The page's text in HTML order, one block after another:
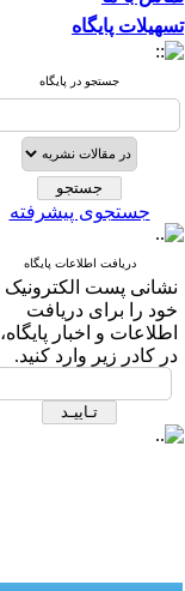
تسهیلات پایگاه
جستجو در پایگاه
جستجوی پیشرفته
دریافت اطلاعات پایگاه
نشانی پست الکترونیک
خود را برای دریافت
اطلاعات و اخبار پایگاه،
در کادر زیر وارد کنید.